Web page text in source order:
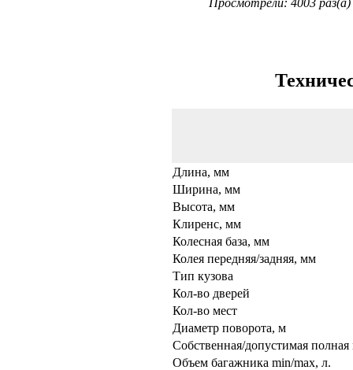
Длина, мм
Ширина, мм
Высота, мм
Клиренс, мм
Колесная база, мм
Колея передняя/задняя, мм
Тип кузова
Кол-во дверей
Кол-во мест
Диаметр поворота, м
Собственная/допустимая полная
Объем багажника min/max, л.